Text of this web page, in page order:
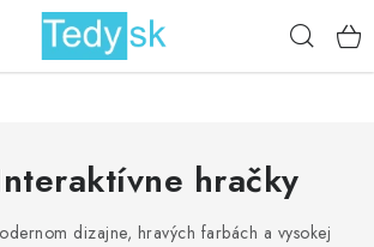
hračky
dizajne, hravých farbách a vysokej